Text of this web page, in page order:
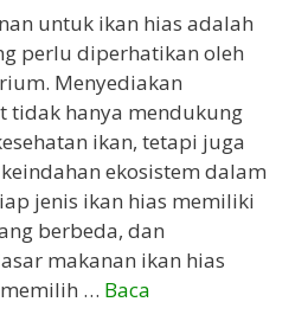
untuk ikan hias adalah
perlu diperhatikan oleh
Menyediakan
tidak hanya mendukung
ikan, tetapi juga
ekosistem dalam
jenis ikan hias memiliki
berbeda, dan
makanan ikan hias
… Baca